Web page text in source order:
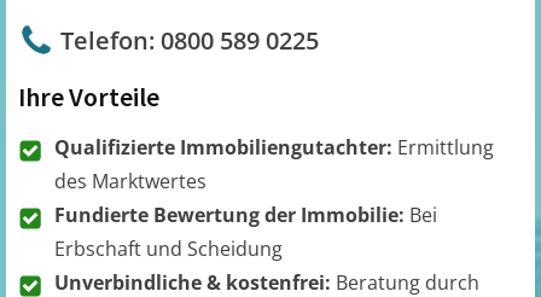
Telefon: 0800 589 0225
Ihre Vorteile
Qualifizierte Immobiliengutachter: Ermittlung
des Marktwertes
Fundierte Bewertung der Immobilie: Bei
Erbschaft und Scheidung
Unverbindliche & kostenfrei: Beratung durch